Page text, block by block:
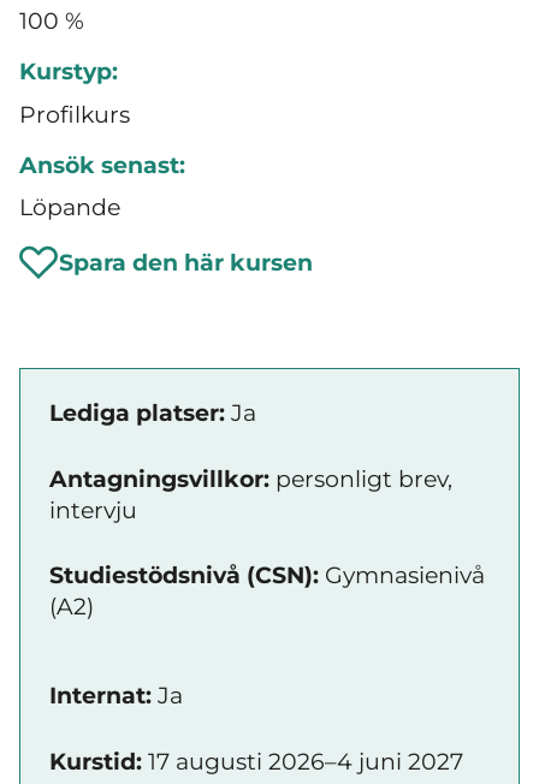
100 %
Kurstyp:
Profilkurs
Ansök senast:
Löpande
Spara den här kursen
Lediga platser: Ja
Antagningsvillkor: personligt brev,
intervju
Studiestödsnivå (CSN): Gymnasienivå
(A2)
Internat: Ja
Kurstid: 17 augusti 2026–4 juni 2027